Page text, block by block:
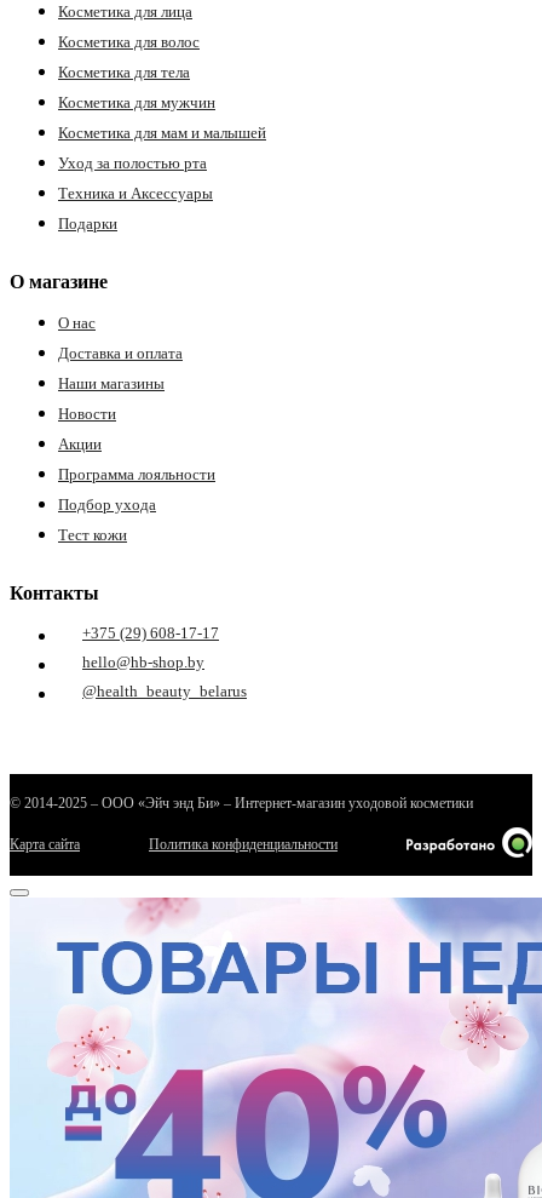
Косметика для лица
Косметика для волос
Косметика для тела
Косметика для мужчин
Косметика для мам и малышей
Уход за полостью рта
Техника и Аксессуары
Подарки
О магазине
О нас
Доставка и оплата
Наши магазины
Новости
Акции
Программа лояльности
Подбор ухода
Тест кожи
Контакты
+375 (29) 608-17-17
hello@hb-shop.by
@health_beauty_belarus
© 2014-2025 – ООО «Эйч энд Би» – Интернет-магазин уходовой косметики
Карта сайта Политика конфиденциальности